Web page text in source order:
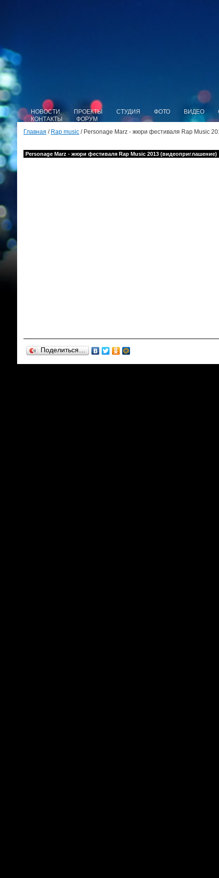
НОВОСТИ ПРОЕКТЫ СТУДИЯ ФОТО ВИДЕО
КОНТАКТЫ
ФОРУМ
Главная / Rap music / Personage Marz - жюри фестиваля Rap Music
Personage Marz - жюри фестиваля Rap Music 2013 (видеоприглашение)
Поделиться…